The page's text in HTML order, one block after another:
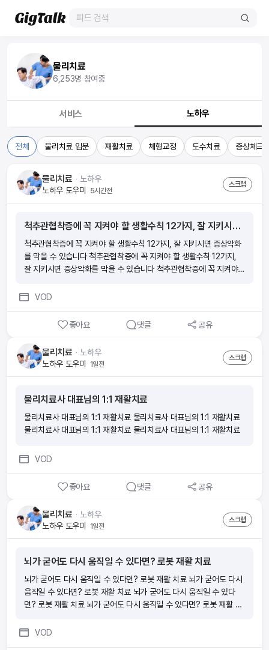
물리치료
6,253명 참여중
서비스 노하우
전체 물리치료 입문 재활치료 체형교정 도수치료 증상체크
물리치료 ᆞ 노하우
노하우 도우미
5시간전
스크랩
척추관협착증에 꼭 지켜야 할 생활수칙 12가지, 잘 지키시면 증상악화를 막을 수 있습니다
척추관협착증에 꼭 지켜야 할 생활수칙 12가지, 잘 지키시면 증상악화
를 막을 수 있습니다 척추관협착증에 꼭 지켜야 할 생활수칙 12가지,
잘 지키시면 증상악화를 막을 수 있습니다 척추관협착증에 꼭 지켜야
협착증에 꼭 지켜야 할 생활수칙 12가지, 잘 지키시면 증상악화를 막을
VOD
좋아요 댓글 공유
물리치료 ᆞ 노하우
노하우 도우미
1일전
스크랩
물리치료사 대표님의 1:1 재활치료
물리치료사 대표님의 1:1 재활치료 물리치료사 대표님의 1:1 재활치료
물리치료사 대표님의 1:1 재활치료 물리치료사 대표님의 1:1 재활치료
VOD
좋아요 댓글 공유
물리치료 ᆞ 노하우
노하우 도우미
1일전
스크랩
뇌가 굳어도 다시 움직일 수 있다면? 로봇 재활 치료
뇌가 굳어도 다시 움직일 수 있다면? 로봇 재활 치료 뇌가 굳어도 다시
움직일 수 있다면? 로봇 재활 치료 뇌가 굳어도 다시 움직일 수 있다
면? 로봇 재활 치료 뇌가 굳어도 다시 움직일 수 있다면? 로봇 재활 치
VOD